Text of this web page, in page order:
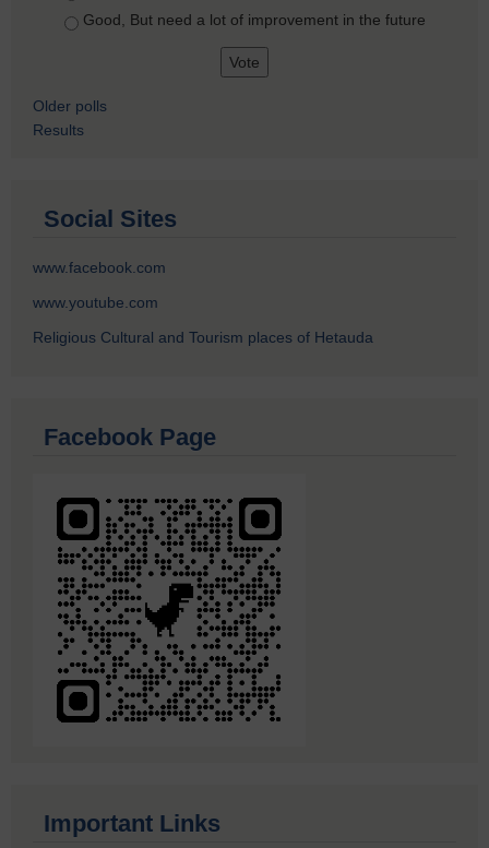
Good, But need a lot of improvement in the future
Older polls
Results
Social Sites
www.facebook.com
www.youtube.com
Religious Cultural and Tourism places of Hetauda
Facebook Page
Important Links